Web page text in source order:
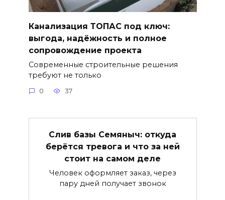
Канализация ТОПАС под ключ:
выгода, надёжность и полное
сопровождение проекта
Современные строительные решения
требуют не только
0 37
Слив базы Семяныч: откуда
берётся тревога и что за ней
стоит на самом деле
Человек оформляет заказ, через
пару дней получает звонок